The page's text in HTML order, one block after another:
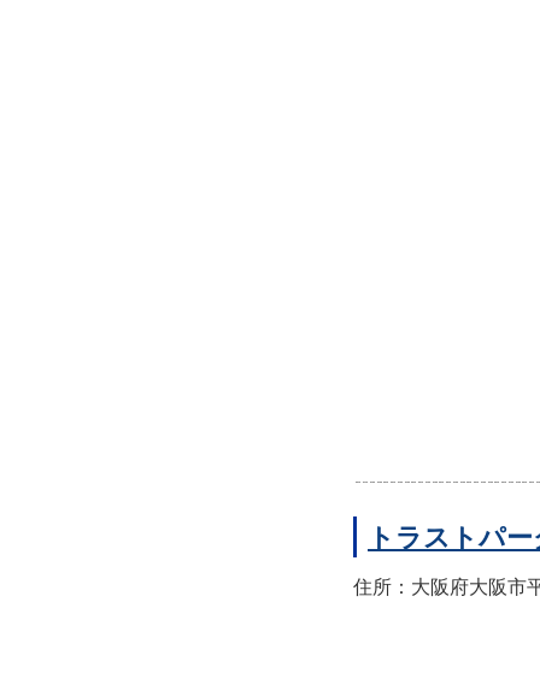
トラストパ
住所：大阪府大阪市